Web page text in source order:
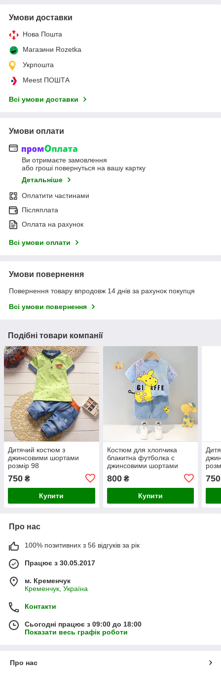
Умови доставки
Нова Пошта
Магазини Rozetka
Укрпошта
Meest ПОШТА
Всі умови доставки
Умови оплати
Ви отримаєте замовлення
або гроші повернуться на вашу картку
Детальніше
Оплатити частинами
Післяплата
Оплата на рахунок
Всі умови оплати
Умови повернення
Повернення товару впродовж 14 днів за рахунок покупця
Всі умови повернення
Подібні товари компанії
Дитячий костюм з
джинсовими шортами
розмір 98
750 ₴
Купити
Костюм для хлопчика
блакитна футболка с
джинсовими шортами
800₴
Купити
750
Про нас
100% позитивних з 56 відгуків за рік
Працює з 30.05.2017
м. Кременчук
Кременчук, Україна
Контакти
Сьогодні працює з 09:00 до 18:00
Показати весь графік роботи
Про нас